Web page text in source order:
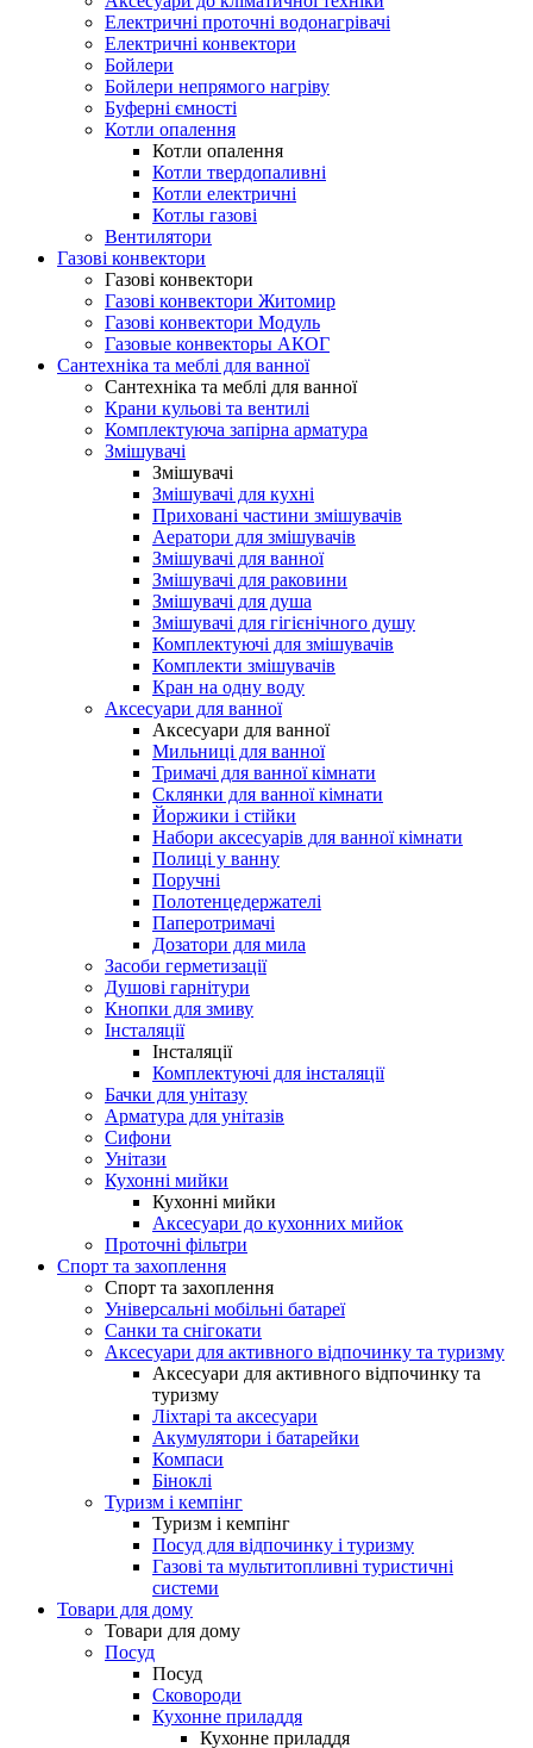
Електричні проточні водонагрівачі
Електричні конвектори
Бойлери
Бойлери непрямого нагріву
Буферні ємності
Котли опалення
Котли опалення
Котли твердопаливні
Котли електричні
Котлы газові
Вентилятори
Газові конвектори
Газові конвектори
Газові конвектори Житомир
Газові конвектори Модуль
Газовые конвекторы АКОГ
Сантехніка та меблі для ванної
Сантехніка та меблі для ванної
Крани кульові та вентилі
Комплектуюча запірна арматура
Змішувачі
Змішувачі
Змішувачі для кухні
Приховані частини змішувачів
Аератори для змішувачів
Змішувачі для ванної
Змішувачі для раковини
Змішувачі для душа
Змішувачі для гігієнічного душу
Комплектуючі для змішувачів
Комплекти змішувачів
Кран на одну воду
Аксесуари для ванної
Аксесуари для ванної
Мильниці для ванної
Тримачі для ванної кімнати
Склянки для ванної кімнати
Йоржики і стійки
Набори аксесуарів для ванної кімнати
Полиці у ванну
Поручні
Полотенцедержателі
Паперотримачі
Дозатори для мила
Засоби герметизації
Душові гарнітури
Кнопки для змиву
Інсталяції
Інсталяції
Комплектуючі для інсталяції
Бачки для унітазу
Арматура для унітазів
Сифони
Унітази
Кухонні мийки
Кухонні мийки
Аксесуари до кухонних мийок
Проточні фільтри
Спорт та захоплення
Спорт та захоплення
Універсальні мобільні батареї
Санки та снігокати
Аксесуари для активного відпочинку та туризму
Аксесуари для активного відпочинку та
туризму
Ліхтарі та аксесуари
Акумулятори і батарейки
Компаси
Біноклі
Туризм і кемпінг
Туризм і кемпінг
Посуд для відпочинку і туризму
Газові та мультитопливні туристичні
системи
Товари для дому
Товари для дому
Посуд
Посуд
Сковороди
Кухонне приладдя
Кухонне приладдя